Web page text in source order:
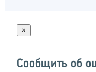
×
Сообщить об